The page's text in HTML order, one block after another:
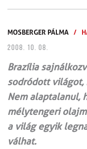
MOSBERGER PÁLMA /
2008. 10. 08.
Brazília
sodródott világot,
Nem alaptalanul,
mélytengeri
a világ egyik
válhat.